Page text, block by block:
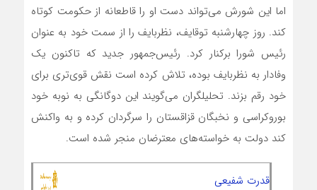
اما این شورش می‌تواند دست او را قاطعانه از حکومت کوتاه
کند. روز چهارشنبه توقایف، نظربایف را از سمت خود به عنوان
رئیس شورا برکنار کرد. رئیس‌‌جمهور جدید که تاکنون یک
وفادار به نظربایف بوده، تلاش کرده است نقش قوی‌‌تری برای
خود رقم بزند. تحلیلگران می‌گویند این دوگانگی به نوبه خود
بوروکراسی و نخبگان قزاقستان را سرگردان کرده و به واکنش
کند دولت به خواسته‌های معترضان منجر شده است.
قدرت شفیعی